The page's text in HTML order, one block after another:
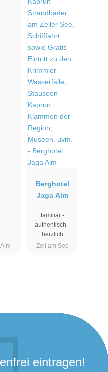
Berghotel
Jaga Alm
familiär -
authentisch -
herzlich
Zell am See
eintragen!